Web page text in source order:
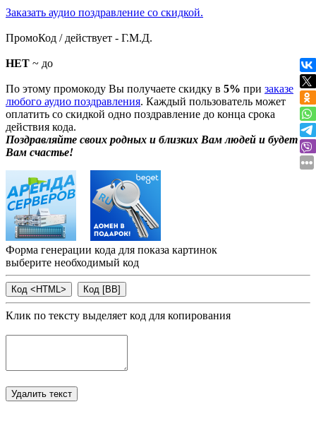
Заказать аудио поздравление со скидкой.
ПромоКод / действует - Г.М.Д.
НЕТ ~ до
По этому промокоду Вы получаете скидку в 5% при заказе
любого аудио поздравления. Каждый пользователь может
оплатить со скидкой одно поздравление до конца срока
действия кода.
Поздравляйте своих родных и близких Вам людей и будет
Вам счастье!
Форма генерации кода для показа картинок
выберите необходимый код
Клик по тексту выделяет код для копирования